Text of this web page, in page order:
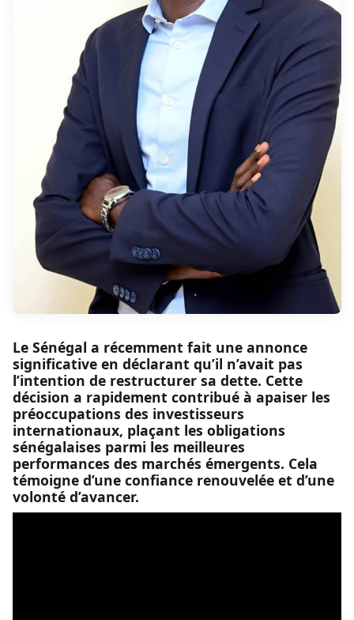
Le Sénégal a récemment fait une annonce
significative en déclarant qu’il n’avait pas
l’intention de restructurer sa dette. Cette
décision a rapidement contribué à apaiser les
préoccupations des investisseurs
internationaux, plaçant les obligations
sénégalaises parmi les meilleures
performances des marchés émergents. Cela
témoigne d’une confiance renouvelée et d’une
volonté d’avancer.